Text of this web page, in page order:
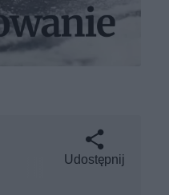
Udostępnij